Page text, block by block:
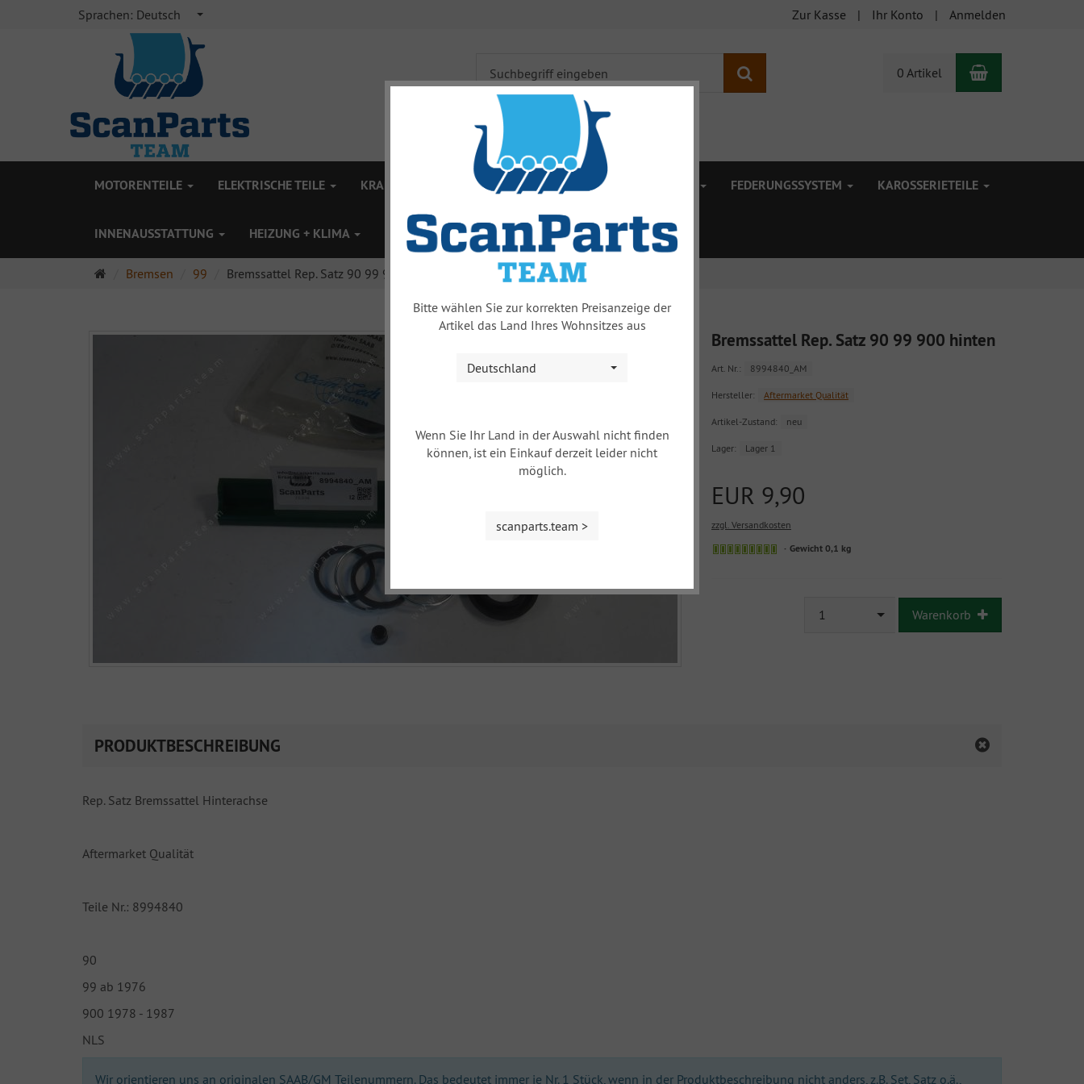
Sprachen: Deutsch Zur Kasse Ihr Konto Anmelden
0 Artikel Warenkorb
MOTORENTEILE ELEKTRISCHE TEILE KRAFTÜBERTRAGUNG BREMSEN FEDERUNGSSYSTEM KAROSSERIETEILE
INNENAUSSTATTUNG HEIZUNG + KLIMA ZUBEHÖR MERCHANDISE % SALE %
Startseite
Bremsen 99 Bremssattel Rep. Satz 90 99 900 hinten
Bremssattel Rep. Satz 90 99 900 hinten
Art. Nr.: 8994840_AM
Hersteller: Aftermarket Qualität
Artikel-Zustand: neu
Lager: Lager 1
EUR 9,90
zzgl. Versandkosten
Sofort
Gewicht 0,1 kg
1 Warenkorb
PRODUKTBESCHREIBUNG
Rep. Satz Bremssattel Hinterachse
Aftermarket Qualität
Teile Nr.: 8994840
90
99 ab 1976
900 1978 - 1987
NLS
Wir orientieren uns an originalen SAAB/GM Teilenummern. Das bedeutet immer je Nr. 1 Stück, wenn in der Produktbeschreibung nicht anders, z.B. Set, Satz o.ä.,
Bitte wählen Sie zur korrekten Preisanzeige der
Artikel das Land Ihres Wohnsitzes aus
Deutschland
Wenn Sie Ihr Land in der Auswahl nicht finden
können, ist ein Einkauf derzeit leider nicht
möglich.
scanparts.team >